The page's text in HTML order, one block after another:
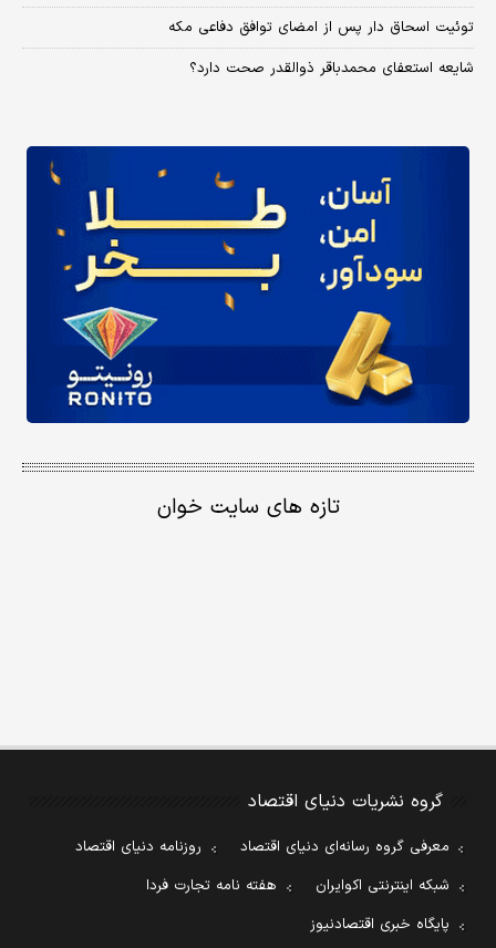
توئیت اسحاق دار پس از امضای توافق دفاعی مکه
شایعه استعفای محمدباقر ذوالقدر صحت دارد؟
تازه های سایت خوان
گروه نشریات دنیای اقتصاد
معرفی گروه رسانه‌ای دنیای اقتصاد
روزنامه دنیای اقتصاد
شبکه اینترنتی اکوایران
هفته نامه تجارت فردا
پایگاه خبری اقتصادنیوز